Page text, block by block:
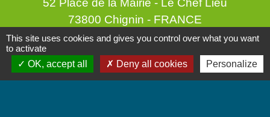
52 Place de la Mairie - Le Chef Lieu
73800 Chignin - FRANCE
+33 4 79 28 10 12
Contact par formulaire
This site uses cookies and gives you control over what you want
to activate
OK, accept all
Deny all cookies Personalize